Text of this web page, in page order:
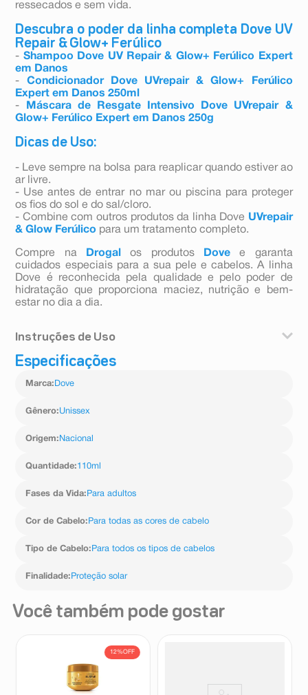
ressecados e sem vida.
Descubra o poder da linha completa Dove UV
Repair & Glow+ Ferúlico
- Shampoo Dove UV Repair & Glow+ Ferúlico Expert
em Danos
- Condicionador Dove UVrepair & Glow+ Ferúlico
Expert em Danos 250ml
-
Máscara de Resgate Intensivo Dove UVrepair &
Glow+ Ferúlico Expert em Danos 250g
Dicas de Uso:
- Leve sempre na bolsa para reaplicar quando estiver ao
ar livre.
- Use antes de entrar no mar ou piscina para proteger
os fios do sol e do sal/cloro.
- Combine com outros produtos da linha Dove UVrepair
& Glow Ferúlico para um tratamento completo.
Compre na Drogal os produtos Dove
e garanta
cuidados especiais para a sua pele e cabelos. A linha
Dove é reconhecida pela qualidade e pelo poder de
hidratação que proporciona maciez, nutrição e bem-
estar no dia a dia.
Instruções de Uso
Agite antes de usar, aplique algumas gotas na palma da
raiz; finalize como desejar e reaplique sempre que
Especificações
Marca: Dove
Gênero:Unissex
Origem: Nacional
Quantidade:110ml
Fases da Vida: Para adultos
Cor de Cabelo: Para todas as cores de cabelo
Tipo de Cabelo: Para todos os tipos de cabelos
Finalidade: Proteção solar
Você também pode gostar
12%OFF